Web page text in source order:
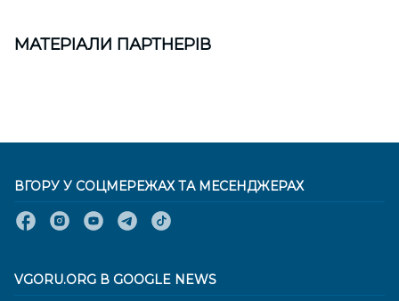
МАТЕРІАЛИ ПАРТНЕРІВ
ВГОРУ У СОЦМЕРЕЖАХ ТА МЕСЕНДЖЕРАХ
VGORU.ORG В GOOGLE NEWS